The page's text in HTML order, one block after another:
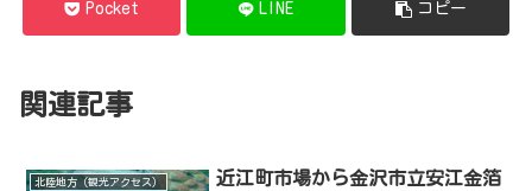
Pocket LINE コピー
関連記事
北陸地方（観光アクセス）
近江町市場から金沢市立安江金箔